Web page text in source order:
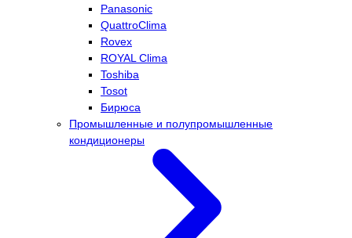
Panasonic
QuattroClima
Rovex
ROYAL Clima
Toshiba
Tosot
Бирюса
Промышленные и полупромышленные
кондиционеры